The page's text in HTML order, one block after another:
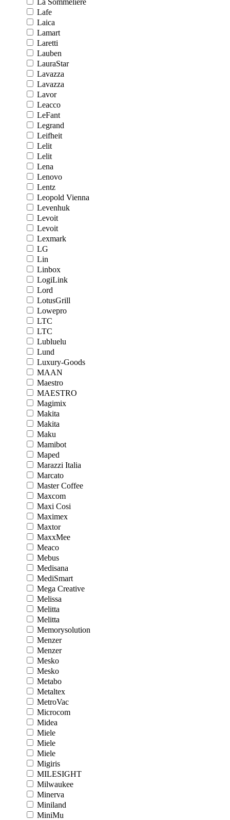
La Sommeliere
Lafe
Laica
Lamart
Laretti
Lauben
LauraStar
Lavazza
Lavazza
Lavor
Leacco
LeFant
Legrand
Leifheit
Lelit
Lelit
Lena
Lenovo
Lentz
Leopold Vienna
Levenhuk
Levoit
Levoit
Lexmark
LG
Lin
Linbox
LogiLink
Lord
LotusGrill
Lowepro
LTC
LTC
Lubluelu
Lund
Luxury-Goods
MAAN
Maestro
MAESTRO
Magimix
Makita
Makita
Maku
Mamibot
Maped
Marazzi Italia
Marcato
Master Coffee
Maxcom
Maxi Cosi
Maximex
Maxtor
MaxxMee
Meaco
Mebus
Medisana
MediSmart
Mega Creative
Melissa
Melitta
Melitta
Memorysolution
Menzer
Menzer
Mesko
Mesko
Metabo
Metaltex
MetroVac
Microcom
Midea
Miele
Miele
Miele
Migiris
MILESIGHT
Milwaukee
Minerva
Miniland
MiniMu